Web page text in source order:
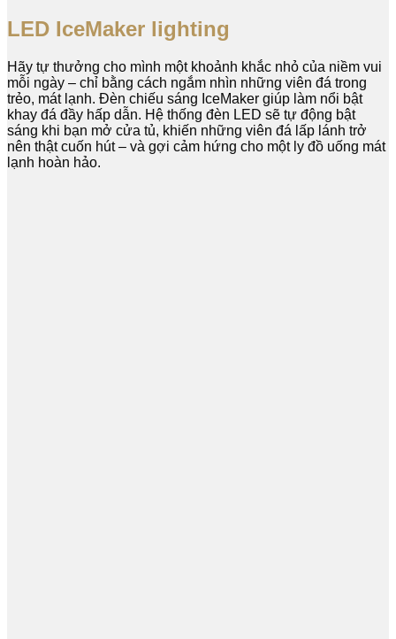
LED IceMaker lighting
Hãy tự thưởng cho mình một khoảnh khắc nhỏ của niềm vui
mỗi ngày – chỉ bằng cách ngắm nhìn những viên đá trong
trẻo, mát lạnh. Đèn chiếu sáng IceMaker giúp làm nổi bật
khay đá đầy hấp dẫn. Hệ thống đèn LED sẽ tự động bật
sáng khi bạn mở cửa tủ, khiến những viên đá lấp lánh trở
nên thật cuốn hút – và gợi cảm hứng cho một ly đồ uống mát
lạnh hoàn hảo.